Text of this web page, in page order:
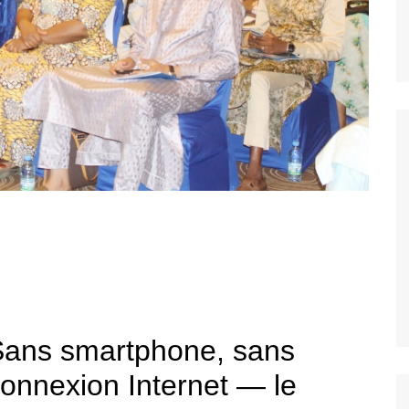
smartphone, sans
Internet — le